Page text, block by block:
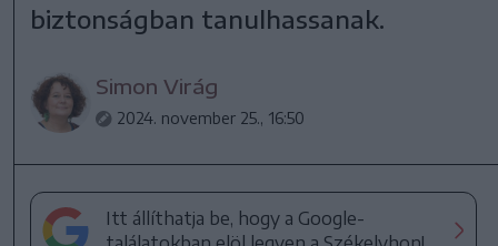
biztonságban tanulhassanak.
Simon Virág
2024. november 25., 16:50
Itt állíthatja be, hogy a Google-